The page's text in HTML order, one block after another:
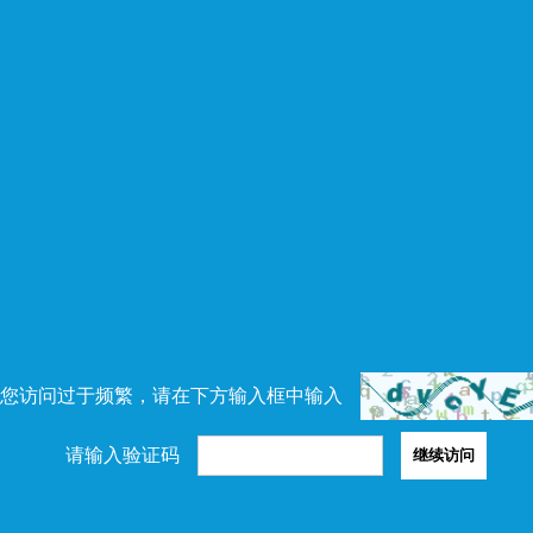
访问过于频繁，请在下方输入框中输入
请输入验证码 继续访问